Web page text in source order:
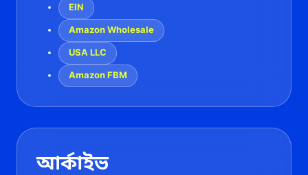
EIN
Amazon Wholesale
USA LLC
Amazon FBM
আর্কাইভ